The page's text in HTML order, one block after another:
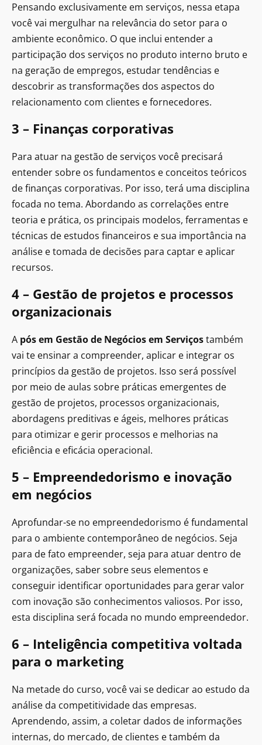
Pensando exclusivamente em serviços, nessa etapa
você vai mergulhar na relevância do setor para o
ambiente econômico. O que inclui entender a
participação dos serviços no produto interno bruto e
na geração de empregos, estudar tendências e
descobrir as transformações dos aspectos do
relacionamento com clientes e fornecedores.
3 – Finanças corporativas
Para atuar na gestão de serviços você precisará
entender sobre os fundamentos e conceitos teóricos
de finanças corporativas. Por isso, terá uma disciplina
focada no tema. Abordando as correlações entre
teoria e prática, os principais modelos, ferramentas e
técnicas de estudos financeiros e sua importância na
análise e tomada de decisões para captar e aplicar
recursos.
4 – Gestão de projetos e processos
organizacionais
A pós em Gestão de Negócios em Serviçostambém
vai te ensinar a compreender, aplicar e integrar os
princípios da gestão de projetos. Isso será possível
por meio de aulas sobre práticas emergentes de
gestão de projetos, processos organizacionais,
abordagens preditivas e ágeis, melhores práticas
para otimizar e gerir processos e melhorias na
eficiência e eficácia operacional.
5 – Empreendedorismo e inovação
em negócios
Aprofundar-se no empreendedorismo é fundamental
para o ambiente contemporâneo de negócios. Seja
para de fato empreender, seja para atuar dentro de
organizações, saber sobre seus elementos e
conseguir identificar oportunidades para gerar valor
com inovação são conhecimentos valiosos. Por isso,
esta disciplina será focada no mundo empreendedor.
6 – Inteligência competitiva voltada
para o marketing
Na metade do curso, você vai se dedicar ao estudo da
análise da competitividade das empresas.
Aprendendo, assim, a coletar dados de informações
internas, do mercado, de clientes e também da